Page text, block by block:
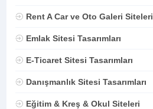
Rent A Car ve Oto Galeri Siteleri
Emlak Sitesi Tasarımları
E-Ticaret Sitesi Tasarımları
Danışmanlık Sitesi Tasarımları
Eğitim & Kreş & Okul Siteleri